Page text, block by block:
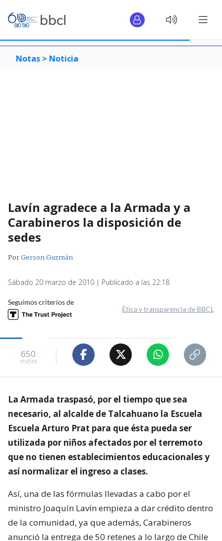
Notas > Noticia
Lavín agradece a la Armada y a
Carabineros la disposición de
sedes
PorGerson Guzmán
Sábado 20 marzo de 2010 | Publicado a las 22:18
Seguimos criterios de
Ética y transparencia de BBCL
650
visitas
La Armada traspasó, por el tiempo que sea
necesario, al alcalde de Talcahuano la Escuela
Escuela Arturo Prat para que ésta pueda ser
utilizada por niños afectados por el terremoto
que no tienen establecimientos educacionales y
así normalizar el ingreso a clases.
Así, una de las fórmulas llevadas a cabo por el
ministro Joaquín Lavín empieza a dar crédito dentro
de la comunidad, ya que además, Carabineros
anunció la entrega de 50 retenes a lo largo de Chile